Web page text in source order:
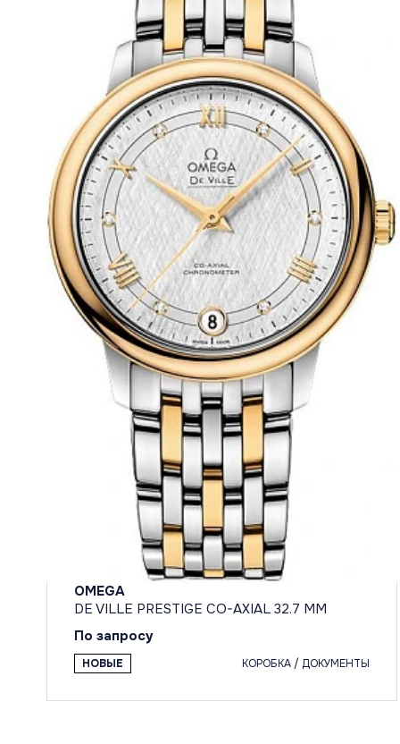
OMEGA
DE VILLE PRESTIGE CO-AXIAL 32.7 MM
По запросу
НОВЫЕ КОРОБКА / ДОКУМЕНТЫ